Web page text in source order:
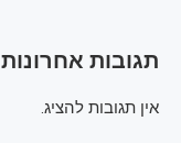
תגובות אחרונות
אין תגובות להציג.